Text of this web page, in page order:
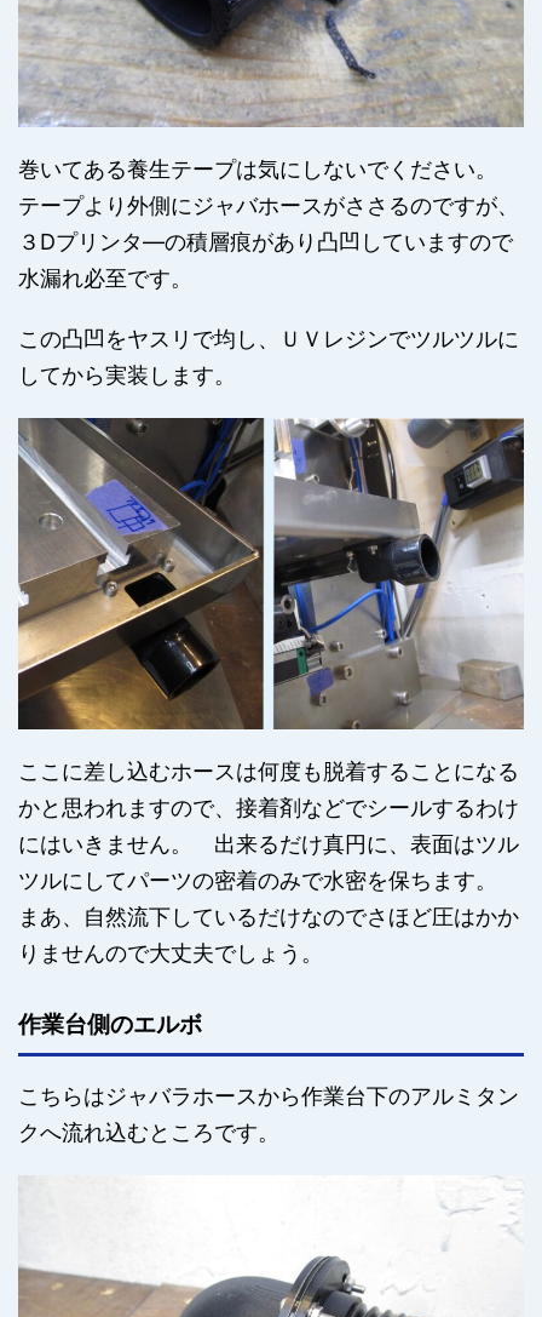
巻いてある養生テープは気にしないでください。
テープより外側にジャバホースがささるのですが、
３Dプリンタ―の積層痕があり凸凹していますので
水漏れ必至です。
この凸凹をヤスリで均し、ＵＶレジンでツルツルに
してから実装します。
ここに差し込むホースは何度も脱着することになる
かと思われますので、接着剤などでシールするわけ
にはいきません。 出来るだけ真円に、表面はツル
ツルにしてパーツの密着のみで水密を保ちます。
まあ、自然流下しているだけなのでさほど圧はかか
りませんので大丈夫でしょう。
作業台側のエルボ
こちらはジャバラホースから作業台下のアルミタン
クへ流れ込むところです。